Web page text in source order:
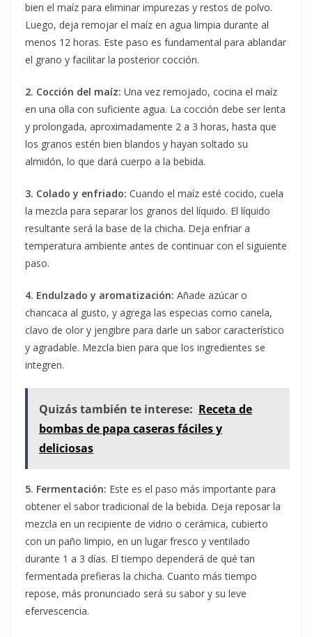
bien el maíz para eliminar impurezas y restos de polvo.
Luego, deja remojar el maíz en agua limpia durante al
menos 12 horas. Este paso es fundamental para ablandar
el grano y facilitar la posterior cocción.
2. Cocción del maíz: Una vez remojado, cocina el maíz
en una olla con suficiente agua. La cocción debe ser lenta
y prolongada, aproximadamente 2 a 3 horas, hasta que
los granos estén bien blandos y hayan soltado su
almidón, lo que dará cuerpo a la bebida.
3. Colado y enfriado: Cuando el maíz esté cocido, cuela
la mezcla para separar los granos del líquido. El líquido
resultante será la base de la chicha. Deja enfriar a
temperatura ambiente antes de continuar con el siguiente
paso.
4. Endulzado y aromatización: Añade azúcar o
chancaca al gusto, y agrega las especias como canela,
clavo de olor y jengibre para darle un sabor característico
y agradable. Mezcla bien para que los ingredientes se
integren.
Quizás también te interese: Receta de
bombas de papa caseras fáciles y
deliciosas
5. Fermentación: Este es el paso más importante para
obtener el sabor tradicional de la bebida. Deja reposar la
mezcla en un recipiente de vidrio o cerámica, cubierto
con un paño limpio, en un lugar fresco y ventilado
durante 1 a 3 días. El tiempo dependerá de qué tan
fermentada prefieras la chicha. Cuanto más tiempo
repose, más pronunciado será su sabor y su leve
efervescencia.